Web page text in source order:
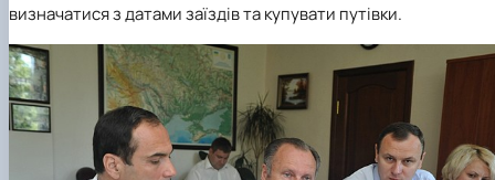
визначатися з датами заїздів та купувати путівки.